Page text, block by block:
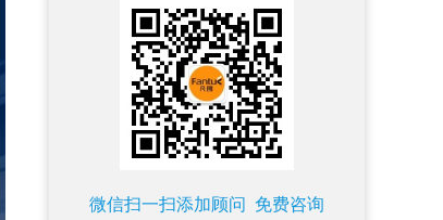
微信扫一扫添加顾问 免费咨询